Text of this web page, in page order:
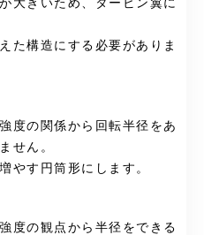
大きいため、タービン翼に
た構造にする必要がありま
度の関係から回転半径をあ
ません。
やす円筒形にします。
度の観点から半径をできる